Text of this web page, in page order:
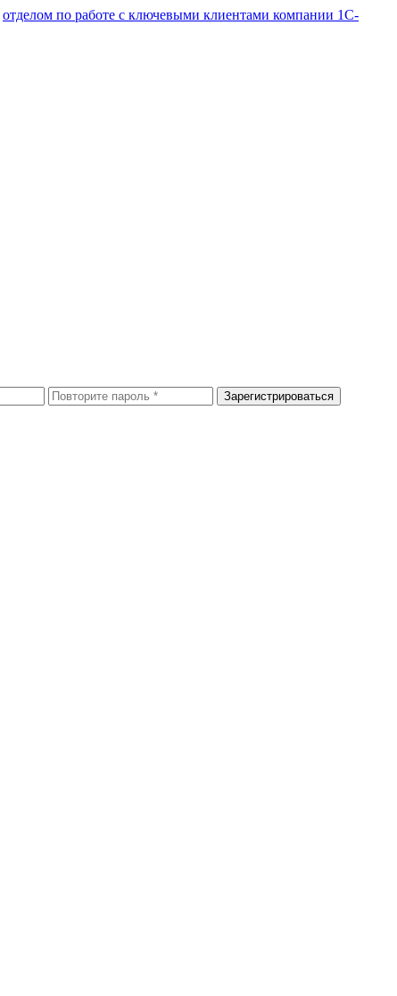
отделом по работе с ключевыми клиентами компании 1С-